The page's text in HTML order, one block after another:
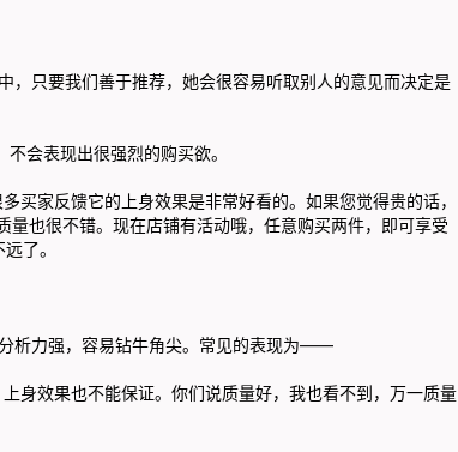
要我们善于推荐，她会很容易听取别人的意见而决定是
表现出很强烈的购买欲。
反馈它的上身效果是非常好看的。如果您觉得贵的话，
也很不错。现在店铺有活动哦，任意购买两件，即可享受
了。
力强，容易钻牛角尖。常见的表现为——
效果也不能保证。你们说质量好，我也看不到，万一质量